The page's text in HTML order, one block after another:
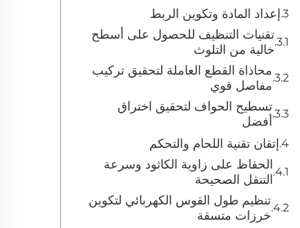
إعداد المادة وتكوين الربط
تقنيات التنظيف للحصول على أسطح
خالية من التلوث
محاذاة القطع العاملة لتحقيق تركيب
مفاصل قوي
تسطيح الحواف لتحقيق اختراق
أفضل
إتقان تقنية اللحام والتحكم
الحفاظ على زاوية الكاثود وسرعة
التنقل الصحيحة
تنظيم طول القوس الكهربائي لتكوين
خرزات متسقة